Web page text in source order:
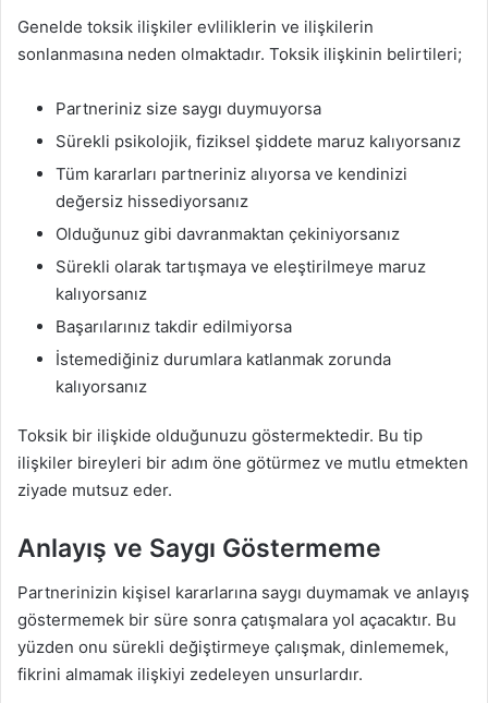
Genelde toksik ilişkiler evliliklerin ve ilişkilerin
sonlanmasına neden olmaktadır. Toksik ilişkinin belirtileri;
Partneriniz size saygı duymuyorsa
Sürekli psikolojik, fiziksel şiddete maruz kalıyorsanız
Tüm kararları partneriniz alıyorsa ve kendinizi
değersiz hissediyorsanız
Olduğunuz gibi davranmaktan çekiniyorsanız
Sürekli olarak tartışmaya ve eleştirilmeye maruz
kalıyorsanız
Başarılarınız takdir edilmiyorsa
İstemediğiniz durumlara katlanmak zorunda
kalıyorsanız
Toksik bir ilişkide olduğunuzu göstermektedir. Bu tip
ilişkiler bireyleri bir adım öne götürmez ve mutlu etmekten
ziyade mutsuz eder.
Anlayış ve Saygı Göstermeme
Partnerinizin kişisel kararlarına saygı duymamak ve anlayış
göstermemek bir süre sonra çatışmalara yol açacaktır. Bu
yüzden onu sürekli değiştirmeye çalışmak, dinlememek,
fikrini almamak ilişkiyi zedeleyen unsurlardır.